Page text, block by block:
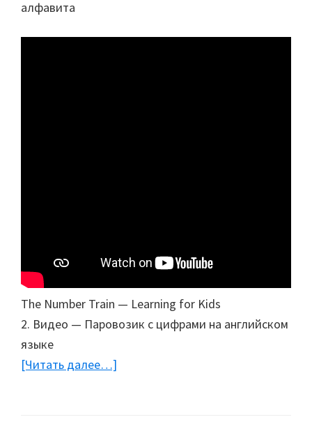
алфавита
The Number Train — Learning for Kids
2. Видео — Паровозик с цифрами на английском
языке
[Читать далее…]